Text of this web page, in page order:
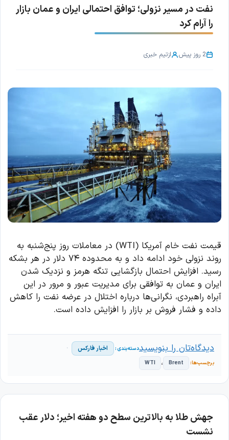
نفت در مسیر نزولی؛ توافق احتمالی ایران و عمان بازار
را آرام کرد
2 روز پیش ازتیم خبری
قیمت نفت خام آمریکا (WTI) در معاملات روز پنج‌شنبه به
روند نزولی خود ادامه داد و به محدوده ۷۴ دلار در هر بشکه
رسید. افزایش احتمال بازگشایی تنگه هرمز و نزدیک شدن
ایران و عمان به توافقی برای مدیریت عبور و مرور در این
آبراه راهبردی، نگرانی‌ها درباره اختلال در عرضه نفت را کاهش
داده و فشار فروش بر بازار را افزایش داده است.
اخبار فارکس
Brent ، WTI
دیدگاه‌تان را بنویسید
جهش طلا به بالاترین سطح دو هفته اخیر؛ دلار عقب
نشست